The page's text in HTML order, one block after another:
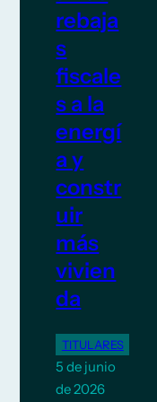
rebaja
s
fiscale
s a la
energí
a y
constr
uir
más
vivien
da
TITULARES
5 de junio
de 2026